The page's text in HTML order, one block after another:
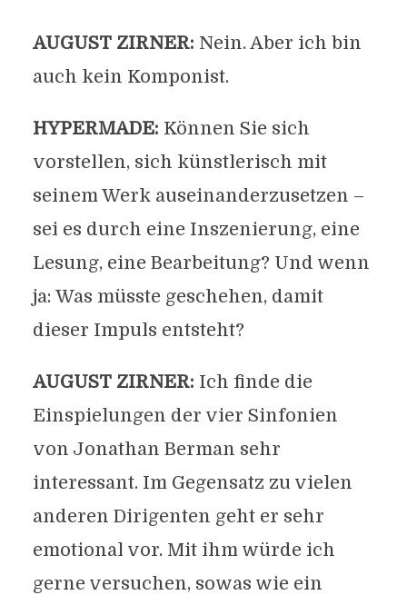
AUGUST ZIRNER: Nein. Aber ich bin
auch kein Komponist.
HYPERMADE: Können Sie sich
vorstellen, sich künstlerisch mit
seinem Werk auseinanderzusetzen –
sei es durch eine Inszenierung, eine
Lesung, eine Bearbeitung? Und wenn
ja: Was müsste geschehen, damit
dieser Impuls entsteht?
AUGUST ZIRNER: Ich finde die
Einspielungen der vier Sinfonien
von Jonathan Berman sehr
interessant. Im Gegensatz zu vielen
anderen Dirigenten geht er sehr
emotional vor. Mit ihm würde ich
gerne versuchen, sowas wie ein